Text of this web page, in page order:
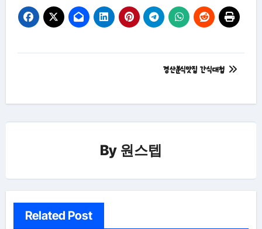
경산분식맛집 간식대첩
By 원스텝
Related Post